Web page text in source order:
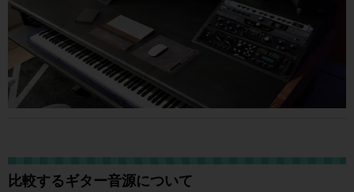
比較するギター音源について